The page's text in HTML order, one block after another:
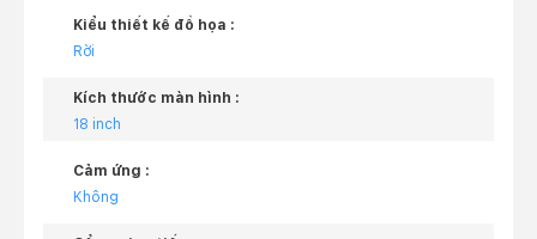
Kiểu thiết kế đồ họa :
Rời
Kích thước màn hình :
18 inch
Cảm ứng :
Không